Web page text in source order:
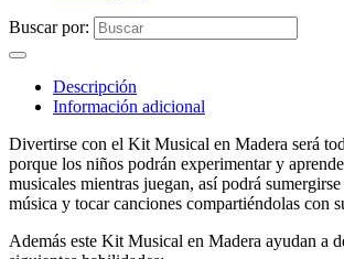
Buscar por:
Descripción
Información adicional
Divertirse con el Kit Musical en Madera será
porque los niños podrán experimentar y
musicales mientras juegan, así podrá
música y tocar canciones compartiéndolas con
Además este Kit Musical en Madera ayudan a